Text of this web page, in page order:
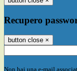
Recupero
button close ×
Non hai una e-mail